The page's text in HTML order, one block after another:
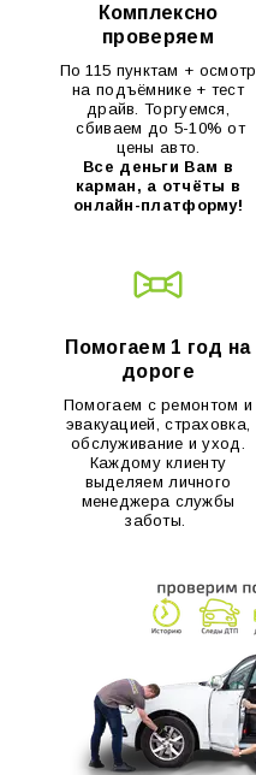
Комплексно
проверяем
По 115 пунктам + осмотр
на подъёмнике + тест
драйв. Торгуемся,
сбиваем до 5-10% от
цены авто.
Все деньги Вам в
карман, а отчёты в
онлайн-платформу!
Помогаем 1 год на
дороге
Помогаем с ремонтом и
эвакуацией, страховка,
обслуживание и уход.
Каждому клиенту
выделяем личного
менеджера службы
заботы.